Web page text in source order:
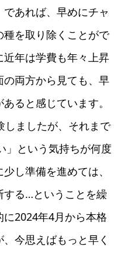
あれば、早めにチャ
を取り除くことがで
年は学費も年々上昇
の両方から見ても、早
ると感じています。
しましたが、それまで
」という気持ちが何度
し準備を進めては、
する…ということを繰
に2024年4月から本格
今思えばもっと早く